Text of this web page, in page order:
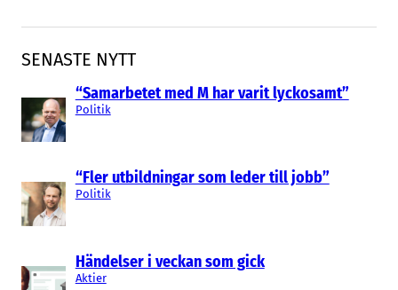
SENASTE NYTT
“Samarbetet med M har varit lyckosamt”
Politik
“Fler utbildningar som leder till jobb”
Politik
Händelser i veckan som gick
Aktier